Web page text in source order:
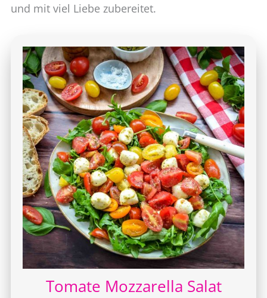
und mit viel Liebe zubereitet.
Tomate Mozzarella Salat